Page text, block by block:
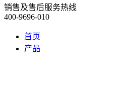
销售及售后服务热线
400-9696-010
首页
产品